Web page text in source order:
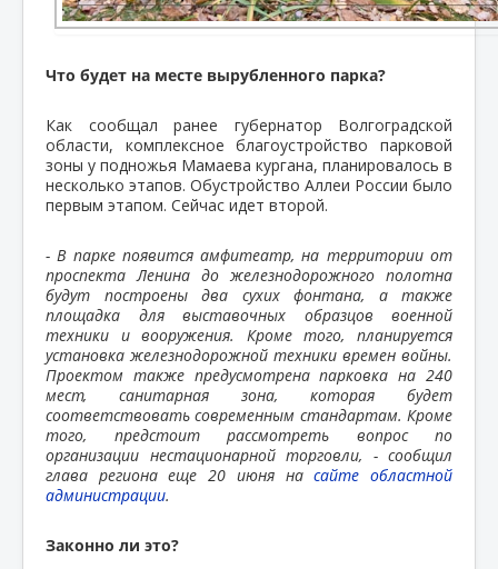
Что будет на месте вырубленного парка?
Как сообщал ранее губернатор Волгоградской
области, комплексное благоустройство парковой
зоны у подножья Мамаева кургана, планировалось в
несколько этапов. Обустройство Аллеи России было
первым этапом. Сейчас идет второй.
- В парке появится амфитеатр, на территории от
проспекта Ленина до железнодорожного полотна
будут построены два сухих фонтана, а также
площадка для выставочных образцов военной
техники и вооружения. Кроме того, планируется
установка железнодорожной техники времен войны.
Проектом также предусмотрена парковка на 240
мест, санитарная зона, которая будет
соответствовать современным стандартам. Кроме
того, предстоит рассмотреть вопрос по
организации нестационарной торговли, - сообщил
глава региона еще 20 июня насайте областной
администрации.
Законно ли это?